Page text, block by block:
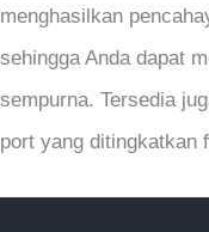
menghasilkan
sehingga Anda dapat
sempurna. Tersedia
port yang ditingkatkan